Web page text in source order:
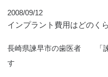
2008/09/12
インプラント費用はどのく
長崎県諫早市の歯医者 「諫
す